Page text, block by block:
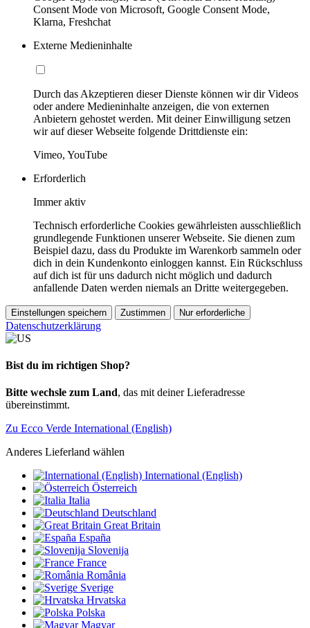
Consent Mode von Microsoft, Google Consent Mode,
Klarna, Freshchat
Externe Medieninhalte
Durch das Akzeptieren dieser Dienste können wir dir Videos
oder andere Medieninhalte anzeigen, die von externen
Anbietern gehostet werden. Mit deiner Einwilligung setzen
wir auf dieser Webseite folgende Drittdienste ein:
Vimeo, YouTube
Erforderlich
Immer aktiv
Technisch erforderliche Cookies gewährleisten ausschließlich
grundlegende Funktionen unserer Webseite. Sie dienen zum
Beispiel dazu, dass du Produkte im Warenkorb sammeln oder
dich in dein Kundenkonto einloggen kannst. Ein Rückschluss
auf dich ist für uns dadurch nicht möglich und dadurch
anfallende Daten werden niemals an Dritte weitergegeben.
Einstellungen speichern Zustimmen Nur erforderliche
Datenschutzerklärung
Bist du im richtigen Shop?
Bitte wechsle zum Land, das mit deiner Lieferadresse
übereinstimmt.
Zu Ecco Verde International (English)
Anderes Lieferland wählen
International (English)
Österreich
Italia
Deutschland
Great Britain
España
Slovenija
France
România
Sverige
Hrvatska
Polska
Magyar